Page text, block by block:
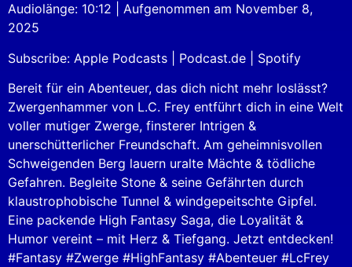
Apple Podcasts Podcast.de
RSS FEED
SHARE
EMBED
Audiolänge: 10:12
Aufgenommen am November 8,
2025
Subscribe: Apple Podcasts Podcast.de
Spotify
Bereit für ein Abenteuer, das dich nicht mehr loslässt?
Zwergenhammer von L.C. Frey entführt dich in eine Welt
voller mutiger Zwerge, finsterer Intrigen &
unerschütterlicher Freundschaft. Am geheimnisvollen
Schweigenden Berg lauern uralte Mächte & tödliche
Gefahren. Begleite Stone & seine Gefährten durch
klaustrophobische Tunnel & windgepeitschte Gipfel.
Eine packende High Fantasy Saga, die Loyalität &
Humor vereint – mit Herz & Tiefgang. Jetzt entdecken!
#Fantasy #Zwerge #HighFantasy #Abenteuer #LcFrey